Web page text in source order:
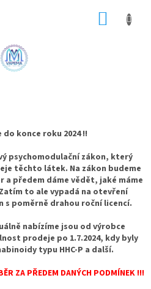
konce roku 2024 !!
psychomodulační zákon, který
těchto látek. Na zákon budeme
předem dáme vědět, jaké máme
to ale vypadá na otevření
s poměrně drahou roční licencí.
nabízíme jsou od výrobce
prodeje po 1.7.2024, kdy byly
typu HHC-P a další.
ZA PŘEDEM DANÝCH PODMÍNEK !!!